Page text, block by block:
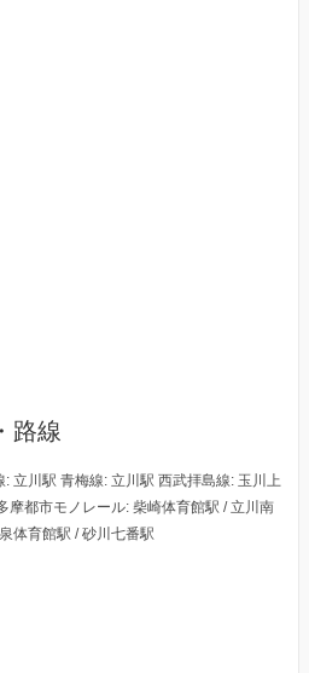
路線
立川駅 青梅線: 立川駅 西武拝島線: 玉川上
摩都市モノレール: 柴崎体育館駅 / 立川南
体育館駅 / 砂川七番駅